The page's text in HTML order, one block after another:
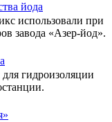
йода
использовали при
завода «Азер-йод».
гидроизоляции